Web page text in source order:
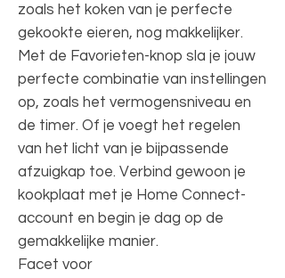
zoals het koken van je perfecte
gekookte eieren, nog makkelijker.
Met de Favorieten-knop sla je jouw
perfecte combinatie van instellingen
op, zoals het vermogensniveau en
de timer. Of je voegt het regelen
van het licht van je bijpassende
afzuigkap toe. Verbind gewoon je
kookplaat met je Home Connect-
account en begin je dag op de
gemakkelijke manier.
Facet voor